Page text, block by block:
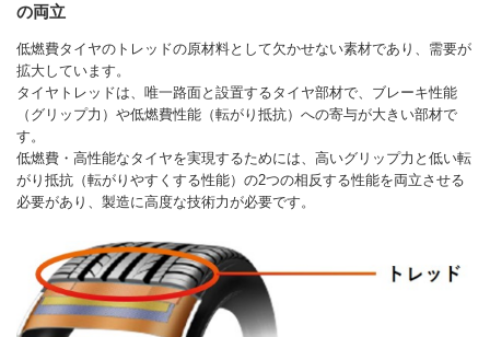
の両立
低燃費タイヤのトレッドの原材料として欠かせない素材であり、需要が
拡大しています。
タイヤトレッドは、唯一路面と設置するタイヤ部材で、ブレーキ性能
（グリップ力）や低燃費性能（転がり抵抗）への寄与が大きい部材で
す。
低燃費・高性能なタイヤを実現するためには、高いグリップ力と低い転
がり抵抗（転がりやすくする性能）の2つの相反する性能を両立させる
必要があり、製造に高度な技術力が必要です。